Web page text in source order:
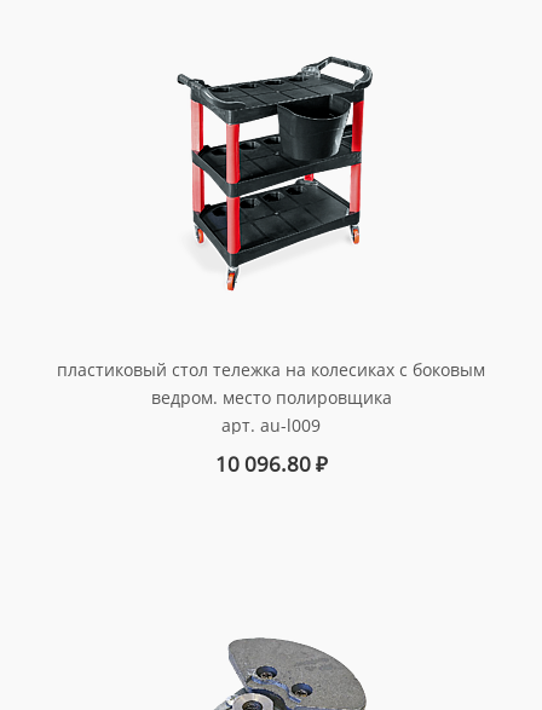
пластиковый стол тележка на колесиках с боковым
ведром. место полировщика
арт. au-l009
10 096.80₽